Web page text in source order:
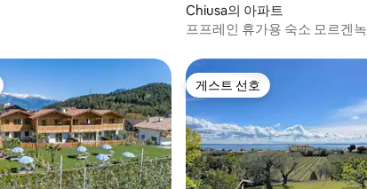
Chiusa의 아파트
프프레인 휴가용 숙소 모르겐녹
게스트 선호
게스트 선호